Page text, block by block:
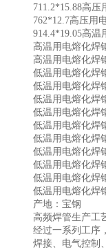
711.2*15.88高压
762*12.7高压用
914.4*19.05高温
高温用电熔化焊
高温用电熔化焊
低温用电熔化焊
低温用电熔化焊
低温用电熔化焊
低温用电熔化焊
低温用电熔化焊
低温用电熔化焊
低温用电熔化焊
低温用电熔化焊
低温用电熔化焊
低温用电熔化焊
产地：宝钢
高频焊管生产工
经过一系列工序
焊接、电气控制